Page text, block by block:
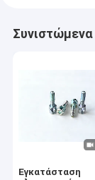
Εγκατάσταση